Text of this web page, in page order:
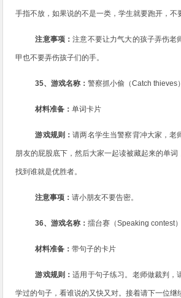
手指不放，如果说的不是一类，学生就要跑开，不
注意事项：注意不要让力气大的孩子弄伤老
甲也不要弄伤孩子们的手。
35、游戏名称：警察抓小偷（Catch thieves）
材料准备：单词卡片
游戏规则：请两名学生当警察背冲大家，老
朋友的屁股底下，然后大家一起读被藏起来的单
找到谁就是优胜者。
注意事项：请小朋友不要告密。
36、游戏名称：擂台赛（Speaking contest）
材料准备：带句子的卡片
游戏规则：适用于句子练习。老师做裁判，
学过的句子，看谁说的又快又对。接着请下一位继